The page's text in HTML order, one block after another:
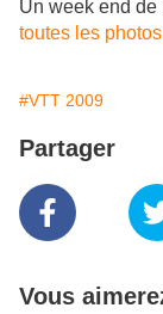
Un week end
toutes les
#VTT 2009
Partager
Vous